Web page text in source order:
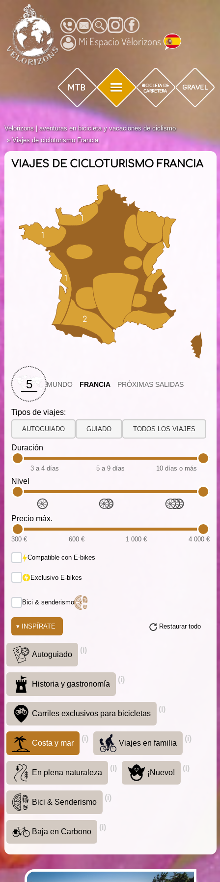
Mi Espacio Vélorizons
Velorizons | aventuras en bicicleta y vacaciones de ciclismo
Viajes de cicloturismo Francia
VIAJES DE CICLOTURISMO FRANCIA
1
2
1
1
5 MUNDO FRANCIA PRÓXIMAS SALIDAS
Tipos de viajes:
AUTOGUIADO GUIADO TODOS LOS VIAJES
Duración
3 a 4 días 5 a 9 días 10 días o más
Nivel
Precio máx.
300 € 600 € 1 000 € 4 000 €
Compatible con E-bikes
Exclusivo E-bikes
Bici & senderismo
▾ INSPÍRATE Restaurar todo
Autoguiado
(i)
Historia y gastronomía
(i)
Carriles exclusivos para bicicletas
(i)
Costa y mar
(i)
Viajes en familia
(i)
En plena naturaleza
(i)
¡Nuevo!
(i)
Bici & Senderismo
(i)
Baja en Carbono
(i)